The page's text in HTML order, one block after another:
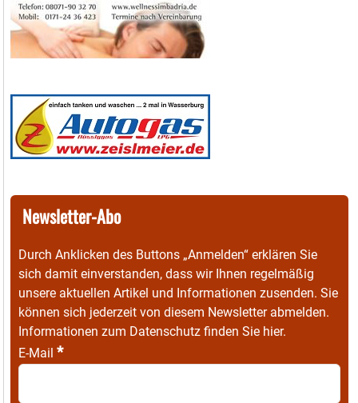
Newsletter-Abo
Durch Anklicken des Buttons „Anmelden“ erklären Sie
sich damit einverstanden, dass wir Ihnen regelmäßig
unsere aktuellen Artikel und Informationen zusenden. Sie
können sich jederzeit von diesem Newsletter abmelden.
Informationen zum Datenschutz finden Sie hier.
E-Mail *